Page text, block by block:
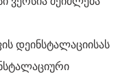
დეინსტალაციისას